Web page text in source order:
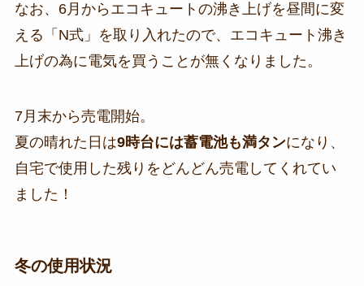
なお、6月からエコキュートの沸き上げを昼間に変
える「N式」を取り入れたので、エコキュート沸き
上げの為に電気を買うことが無くなりました。
7月末から売電開始。
夏の晴れた日は9時台には蓄電池も満タンになり、
自宅で使用した残りをどんどん売電してくれてい
ました！
冬の使用状況